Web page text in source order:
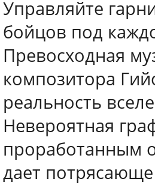
Управляйте
бойцов под
Превосходная
композитора
реальность
Невероятная
проработанным
дает